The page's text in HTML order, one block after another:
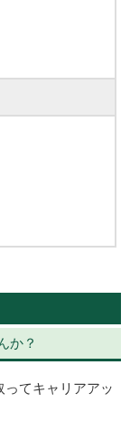
か？
てキャリアアッ